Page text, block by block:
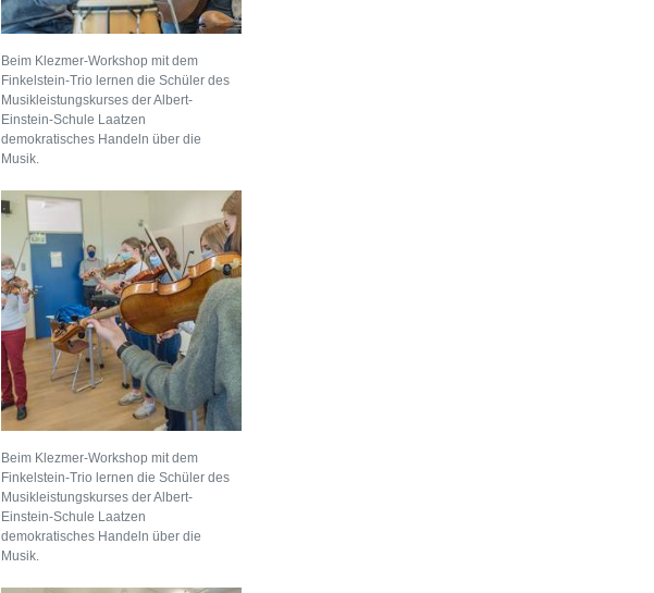
Beim Klezmer-Workshop mit dem
Finkelstein-Trio lernen die Schüler des
Musikleistungskurses der Albert-
Einstein-Schule Laatzen
demokratisches Handeln über die
Musik.
Beim Klezmer-Workshop mit dem
Finkelstein-Trio lernen die Schüler des
Musikleistungskurses der Albert-
Einstein-Schule Laatzen
demokratisches Handeln über die
Musik.